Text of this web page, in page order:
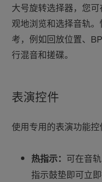
大号旋转选择器，您
观地浏览和选择音轨
考，例如回放位置、
行混音和搓碟。
表演控件
使用专用的表演功能控
热指示： 可在音
指示鼓垫即可立